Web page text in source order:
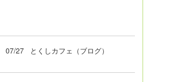
07/27 とくしカフェ（ブログ）